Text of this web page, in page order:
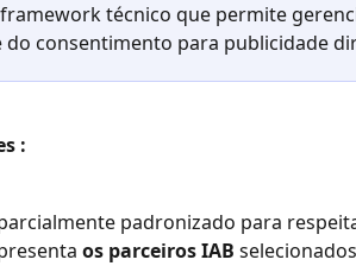
framework técnico que permite
consentimento para publicidade
:
padronizado para
os parceiros IAB